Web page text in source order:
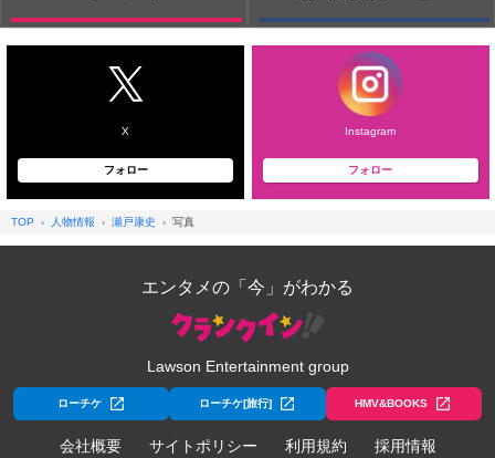
X
フォロー
Instagram
フォロー
TOP 人物情報 瀬戸康史 写真
エンタメの「今」がわかる
Lawson Entertainment group
ローチケ ローチケ[旅行] HMV&BOOKS
会社概要 サイトポリシー 利用規約 採用情報